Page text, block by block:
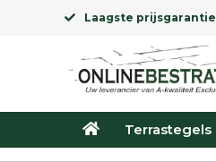
Laagste prijsgarantie
Terrastegels